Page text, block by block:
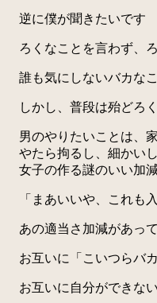
逆に僕が聞きたいです
ろくなことを言わず、
誰も気にしないバカな
しかし、普段は殆どろ
男のやりたいことは、
やたら拘るし、細かい
女子の作る謎のいい加
「まあいいや、これも入
あの適当さ加減があっ
お互いに「こいつらバ
お互いに自分ができな